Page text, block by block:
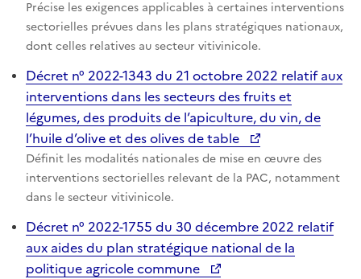
Précise les exigences applicables à certaines interventions
sectorielles prévues dans les plans stratégiques nationaux,
dont celles relatives au secteur vitivinicole.
Décret n° 2022-1343 du 21 octobre 2022 relatif aux
interventions dans les secteurs des fruits et
légumes, des produits de l’apiculture, du vin, de
l’huile d’olive et des olives de table
Définit les modalités nationales de mise en œuvre des
interventions sectorielles relevant de la PAC, notamment
dans le secteur vitivinicole.
Décret n° 2022-1755 du 30 décembre 2022 relatif
aux aides du plan stratégique national de la
politique agricole commune